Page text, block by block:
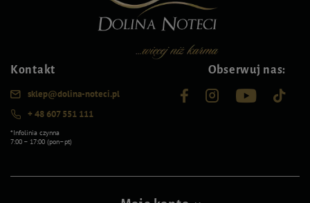
Kontakt
sklep@dolina-noteci.pl
+ 48 607 551 111
*Infolinia czynna
7:00 – 17:00 (pon–pt)
Obserwuj nas: